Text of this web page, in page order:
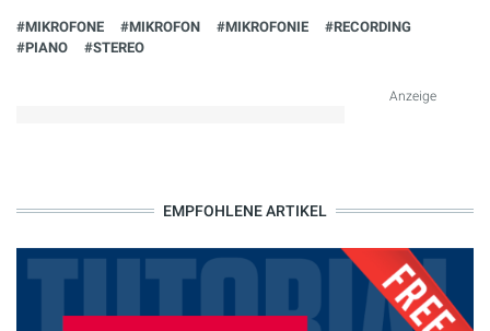
#MIKROFONE #MIKROFON #MIKROFONIE
#RECORDING
#PIANO
#STEREO
Anzeige
EMPFOHLENE ARTIKEL